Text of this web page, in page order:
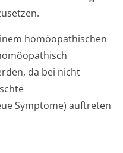
homöopathischen
da bei nicht
Symptome) auftreten